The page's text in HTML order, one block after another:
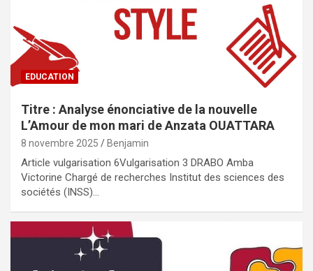
EDUCATION
Titre : Analyse énonciative de la nouvelle
L’Amour de mon mari de Anzata OUATTARA
8 novembre 2025 Benjamin
Article vulgarisation 6Vulgarisation 3 DRABO Amba
Victorine Chargé de recherches Institut des sciences des
sociétés (INSS)…